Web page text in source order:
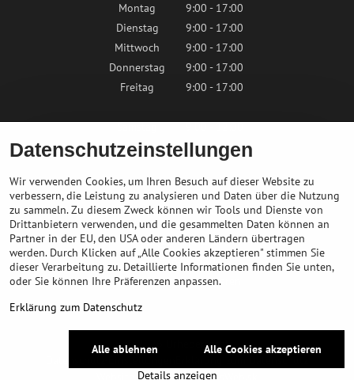
Montag
9:00 - 17:00
Dienstag
9:00 - 17:00
Mittwoch
9:00 - 17:00
Donnerstag
9:00 - 17:00
Freitag
9:00 - 17:00
Samstag
9:00 - 12:00
Sonntag
Geschlossen
Kontaktieren Sie uns
info@bikepeak.de
+436764858804
Zum Geschäft navigieren
©
Urheberrecht
Erklärung zum Datenschutz
Website erstellt mit:BiznisWeb.sk
Datenschutzeinstellungen
Wir verwenden Cookies, um Ihren Besuch auf dieser Website zu
verbessern, die Leistung zu analysieren und Daten über die Nutzung
zu sammeln. Zu diesem Zweck können wir Tools und Dienste von
Drittanbietern verwenden, und die gesammelten Daten können an
Partner in der EU, den USA oder anderen Ländern übertragen
werden. Durch Klicken auf „Alle Cookies akzeptieren" stimmen Sie
dieser Verarbeitung zu. Detaillierte Informationen finden Sie unten,
oder Sie können Ihre Präferenzen anpassen.
Erklärung zum Datenschutz
Details anzeigen
Alle Cookies akzeptieren
Alle ablehnen